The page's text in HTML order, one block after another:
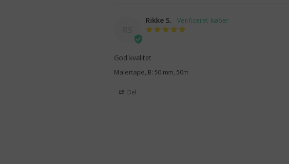
Rikke S.
God kvalitet
Malertape, B: 50 mm, 50m
Del